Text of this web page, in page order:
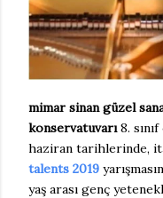
mimar sinan güzel
konservatuvarı8.
haziran tarihlerinde,
talents 2019
yaş arası genç